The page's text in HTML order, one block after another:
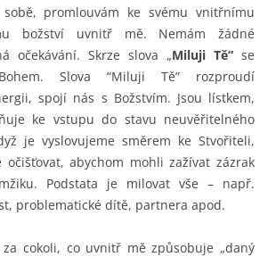
promlouvám ke svému vnitřnímu
božství uvnitř mě. Nemám žádné
očekávání. Skrze slova „Miluji Tě“ se
Slova “Miluji Tě” rozproudí
spojí nás s Božstvím. Jsou lístkem,
ke vstupu do stavu neuvěřitelného
je vyslovujeme směrem ke Stvořiteli,
očišťovat, abychom mohli zažívat zázrak
Podstata je milovat vše – např.
problematické dítě, partnera apod.
cokoli, co uvnitř mě způsobuje „daný